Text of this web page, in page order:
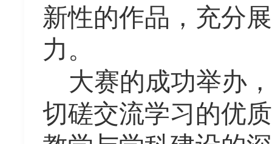
新性的作品，充分
力。
大赛的成功举办
切磋交流学习的优